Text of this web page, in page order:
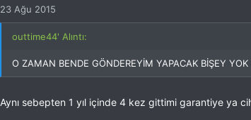
götürücem
O ZAMAN BENDE GÖNDEREYİM YAPACAK BİŞEY
23 Ağu 2015
outtime44' Alıntı:
O ZAMAN BENDE GÖNDEREYİM YAPACAK BİŞEY
Aynı sebepten 1 yıl içinde 4 kez gittimi garantiye ya